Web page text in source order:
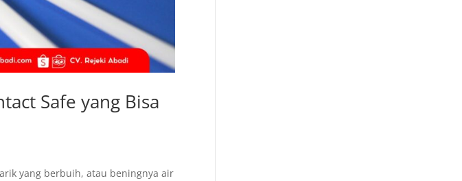
Safe yang Bisa
yang berbuih, atau beningnya air